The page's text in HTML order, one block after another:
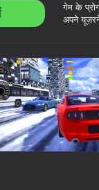
गेम के
अपने